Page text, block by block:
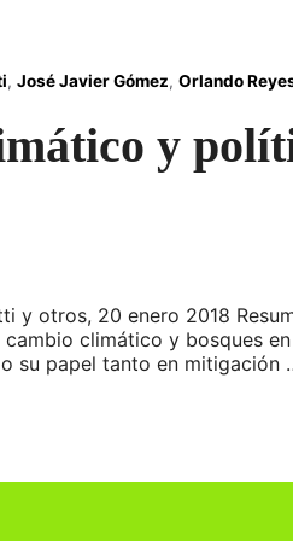
y
y otros, 20 enero 2018
climático y bosques
su papel tanto en mitigación
, José Javier Gómez, Orlando